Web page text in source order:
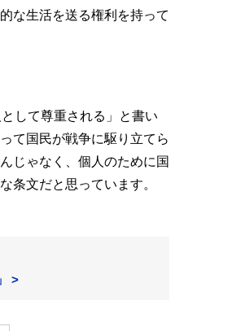
な生活を送る権利を持って
して尊重される」と書い
て国民が戦争に駆り立てら
じゃなく、個人のために国
条文だと思っています。
>